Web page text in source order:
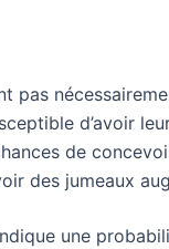
d’avoir
de
des jumeaux
une